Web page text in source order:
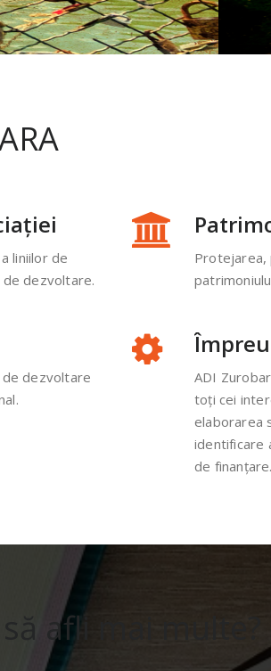
liniilor de
dezvoltare.
Protejarea,
dezvoltare
ADI
toți cei
elaborarea
identificare
de finanțare.
afli mai multe?